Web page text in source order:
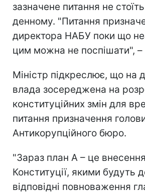
зазначене питання не
денному. "Питання
директора НАБУ поки що
цим можна не поспішати", –
Міністр підкреслює, що на
влада зосереджена на
конституційних змін для
питання призначення
Антикорупційного бюро.
"Зараз план А – це
Конституції, якими будуть
відповідні повноваження